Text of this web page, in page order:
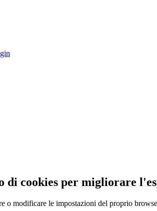
di cookies per migliorare
o modificare le impostazioni del proprio